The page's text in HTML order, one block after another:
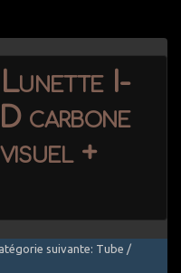
I-
carbone
+
suivante: Tube /